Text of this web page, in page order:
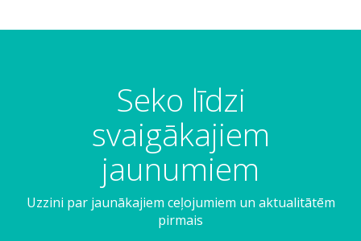
Seko līdzi
svaigākajiem
jaunumiem
Uzzini par jaunākajiem ceļojumiem un aktualitātēm
pirmais